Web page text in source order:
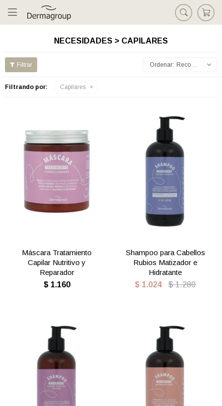

NECESIDADES > CAPILARES
Recomendados
Filtrando por: Capilares
Máscara Tratamiento
Capilar Nutritivo y
Reparador
$ 1.160
Shampoo para Cabellos
Rubios Matizador e
Hidratante
$ 1.024 $ 1.280